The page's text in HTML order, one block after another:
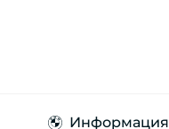
Информация